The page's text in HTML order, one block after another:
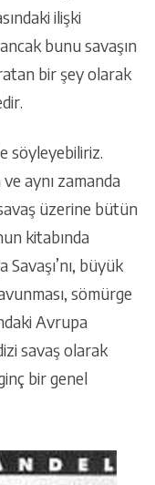
ilişki
bunu savaşın
bir şey olarak
söyleyebiliriz.
aynı zamanda
üzerine bütün
kitabında
büyük
sömürge
Avrupa
savaş olarak
bir genel